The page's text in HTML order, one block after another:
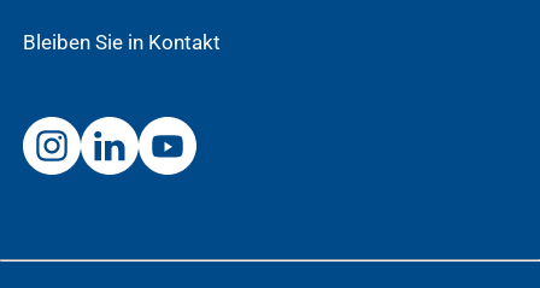
Bleiben Sie in Kontakt